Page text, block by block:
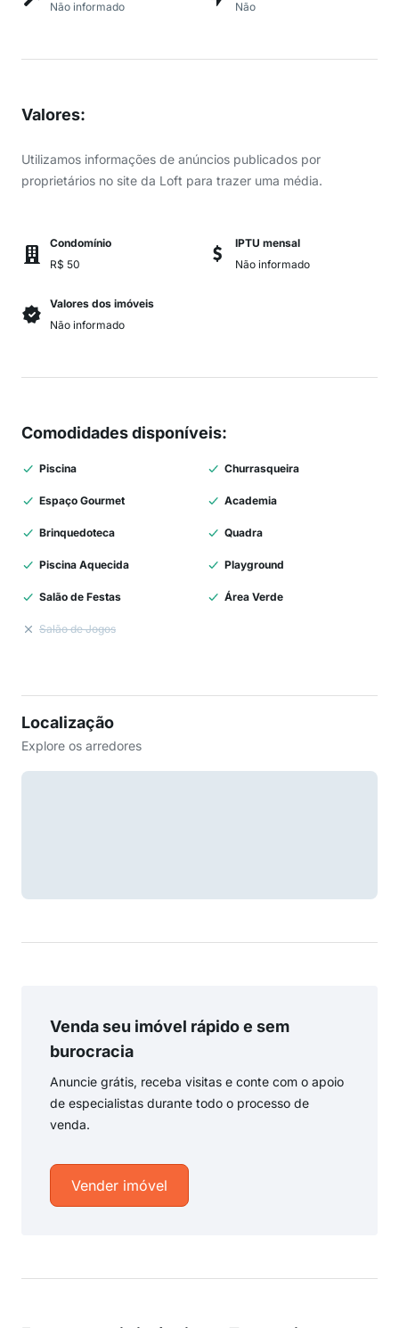
Não informado
Não
Valores:
Utilizamos informações de anúncios publicados por
proprietários no site da Loft para trazer uma média.
Condomínio
R$ 50
IPTU mensal
Não informado
Valores dos imóveis
Não informado
Comodidades disponíveis:
Piscina Churrasqueira
Espaço Gourmet Academia
Brinquedoteca Quadra
Piscina Aquecida Playground
Salão de Festas Área Verde
Salão de Jogos
Localização
Explore os arredores
Venda seu imóvel rápido e sem
burocracia
Anuncie grátis, receba visitas e conte com o apoio
de especialistas durante todo o processo de
venda.
Vender imóvel